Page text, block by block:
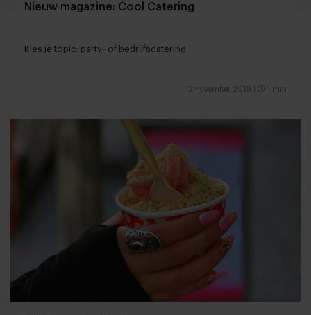
Nieuw magazine: Cool Catering
Kies je topic: party- of bedrijfscatering
12 november 2019 1 min